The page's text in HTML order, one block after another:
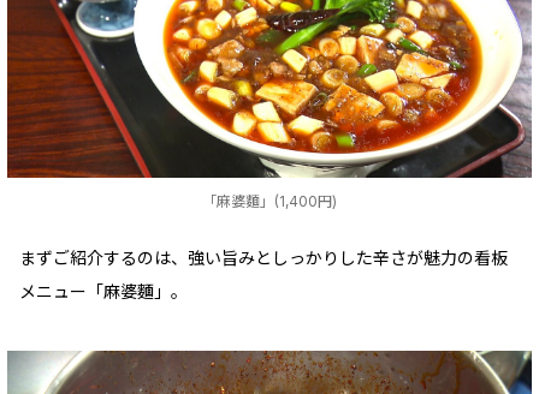
「麻婆麵」(1,400円)
まずご紹介するのは、強い旨みとしっかりした辛さが魅力の看板
メニュー「麻婆麵」。